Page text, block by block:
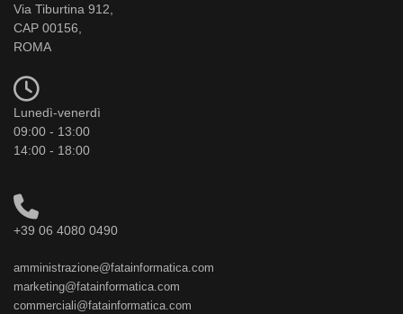
Via Tiburtina 912,
CAP 00156,
ROMA
Lunedì-venerdì
09:00 - 13:00
14:00 - 18:00
+39 06 4080 0490
amministrazione@fatainformatica.com
marketing@fatainformatica.com
commerciali@fatainformatica.com